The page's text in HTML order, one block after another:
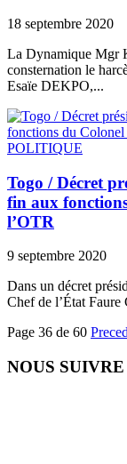
18 septembre 2020
La Dynamique Mgr
consternation le
Esaïe DEKPO,...
POLITIQUE
Togo / Décret
fin aux
l’OTR
9 septembre 2020
Dans un décret
Chef de l’État Faure
Page 36 de 60
NOUS SUIVRE